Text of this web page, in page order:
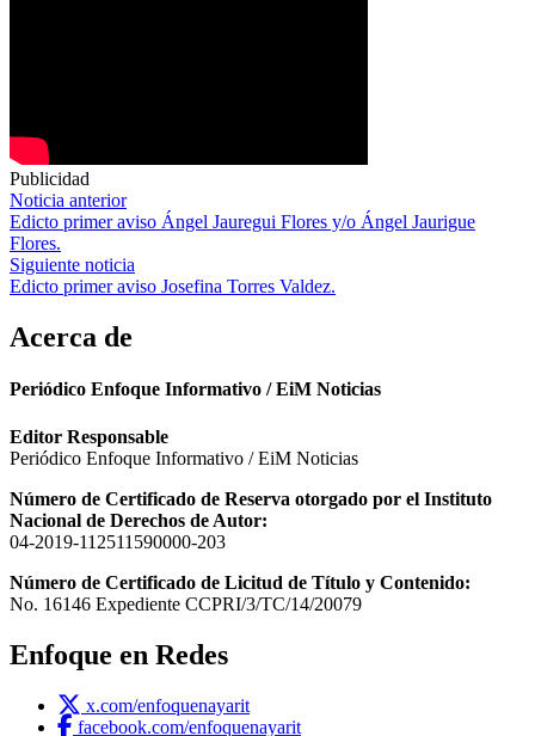
Publicidad
Navegación
de
entradas
Noticia anterior
Edicto primer aviso Ángel Jauregui Flores y/o Ángel Jaurigue
Flores.
Siguiente noticia
Edicto primer aviso Josefina Torres Valdez.
Acerca de
Periódico Enfoque Informativo / EiM Noticias
Editor Responsable
Periódico Enfoque Informativo / EiM Noticias
Número de Certificado de Reserva otorgado por el Instituto
Nacional de Derechos de Autor:
04-2019-112511590000-203
Número de Certificado de Licitud de Título y Contenido:
No. 16146 Expediente CCPRI/3/TC/14/20079
Enfoque en Redes
x.com/enfoquenayarit
facebook.com/enfoquenayarit